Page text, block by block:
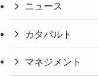
ニュース
カタパルト
マネジメント